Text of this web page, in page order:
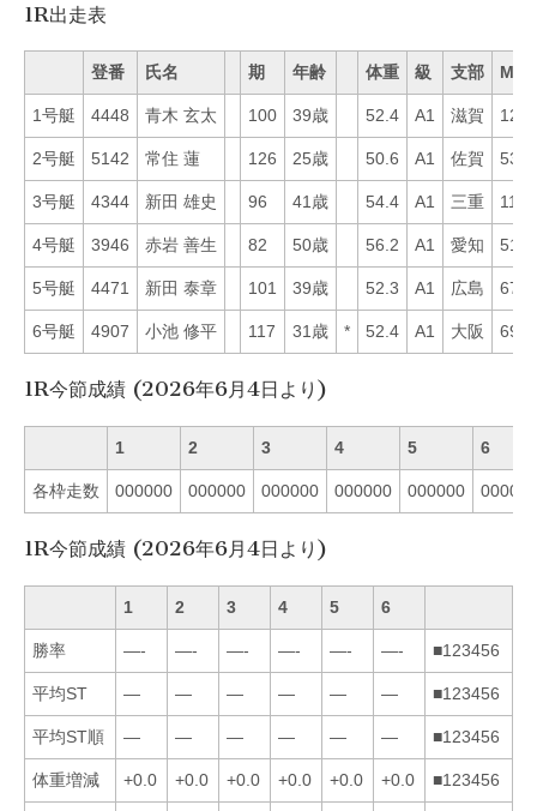
1R出走表
登番 氏名 期 年齢 体重 級 支部 Mo
1号艇 4448 青木 玄太 100 39歳 52.4 A1 滋賀 12
2号艇 5142 常住 蓮 126 25歳 50.6 A1 佐賀 53
3号艇 4344 新田 雄史 96 41歳 54.4 A1 三重 11
4号艇 3946 赤岩 善生 82 50歳 56.2 A1 愛知 51
5号艇 4471 新田 泰章 101 39歳 52.3 A1 広島 67
6号艇 4907 小池 修平 117 31歳 * 52.4 A1 大阪 69
1R今節成績 (2026年6月4日より)
1 2 3 4 5 6
各枠走数 000000 000000 000000 000000 000000 000000
1R今節成績 (2026年6月4日より)
1 2 3 4 5 6
勝率 —- —- —- —- —- —- ■123456
平均ST — — — — — — ■123456
平均ST順 — — — — — — ■123456
体重増減 +0.0 +0.0 +0.0 +0.0 +0.0 +0.0 ■123456